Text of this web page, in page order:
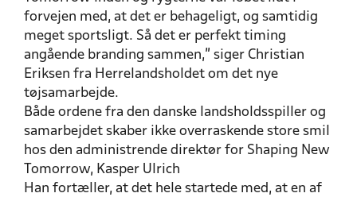
forvejen med, at det er behageligt, og samtidig
meget sportsligt. Så det er perfekt timing
angående branding sammen,” siger Christian
Eriksen fra Herrelandsholdet om det nye
tøjsamarbejde.
Både ordene fra den danske landsholdsspiller og
samarbejdet skaber ikke overraskende store smil
hos den administrende direktør for Shaping New
Tomorrow, Kasper Ulrich
Han fortæller, at det hele startede med, at en af